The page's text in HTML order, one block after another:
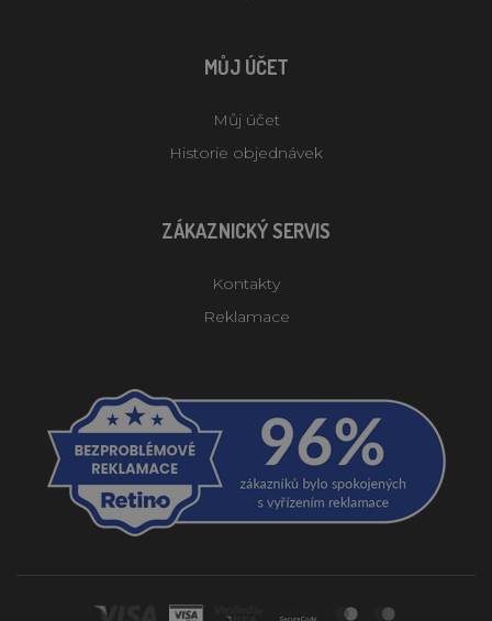
MŮJ ÚČET
Můj účet
Historie objednávek
ZÁKAZNICKÝ SERVIS
Kontakty
Reklamace